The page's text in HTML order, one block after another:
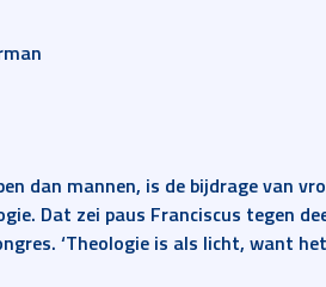
dan mannen, is de bijdrage van
Dat zei paus Franciscus tegen
‘Theologie is als licht, want